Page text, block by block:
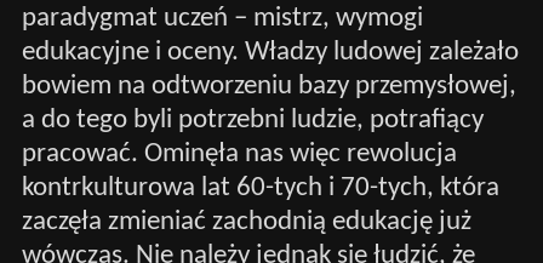
paradygmat uczeń – mistrz, wymogi
edukacyjne i oceny. Władzy ludowej zależało
bowiem na odtworzeniu bazy przemysłowej,
a do tego byli potrzebni ludzie, potrafiący
pracować. Ominęła nas więc rewolucja
kontrkulturowa lat 60-tych i 70-tych, która
zaczęła zmieniać zachodnią edukację już
wówczas. Nie należy jednak się łudzić, że